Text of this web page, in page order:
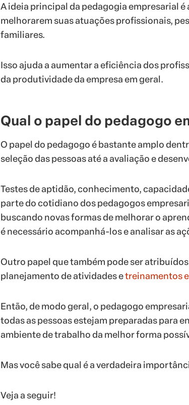
A ideia principal da pedagogia empresarial
melhorarem suas atuações profissionais,
familiares.
Isso ajuda a aumentar a eficiência dos
da produtividade da empresa em geral.
Qual o papel do pedagogo
O papel do pedagogo é bastante amplo
seleção das pessoas até a avaliação e
Testes de aptidão, conhecimento,
parte do cotidiano dos pedagogos
buscando novas formas de melhorar o
é necessário acompanhá-los e analisar as
Outro papel que também pode ser
planejamento de atividades etreinamentos
Então, de modo geral, o pedagogo
todas as pessoas estejam preparadas para
ambiente de trabalho da melhor forma
Mas você sabe qual é a verdadeira
Veja a seguir!